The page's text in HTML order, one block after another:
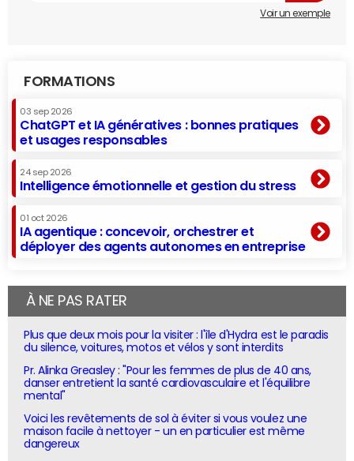
Voir un exemple
FORMATIONS
03 sep 2026
ChatGPT et IA génératives : bonnes pratiques
et usages responsables
24 sep 2026
Intelligence émotionnelle et gestion du stress
01 oct 2026
IA agentique : concevoir, orchestrer et
déployer des agents autonomes en entreprise
À NE PAS RATER
Plus que deux mois pour la visiter : l'île d'Hydra est le paradis
du silence, voitures, motos et vélos y sont interdits
Pr. Alinka Greasley : "Pour les femmes de plus de 40 ans,
danser entretient la santé cardiovasculaire et l'équilibre
mental"
Voici les revêtements de sol à éviter si vous voulez une
maison facile à nettoyer - un en particulier est même
dangereux